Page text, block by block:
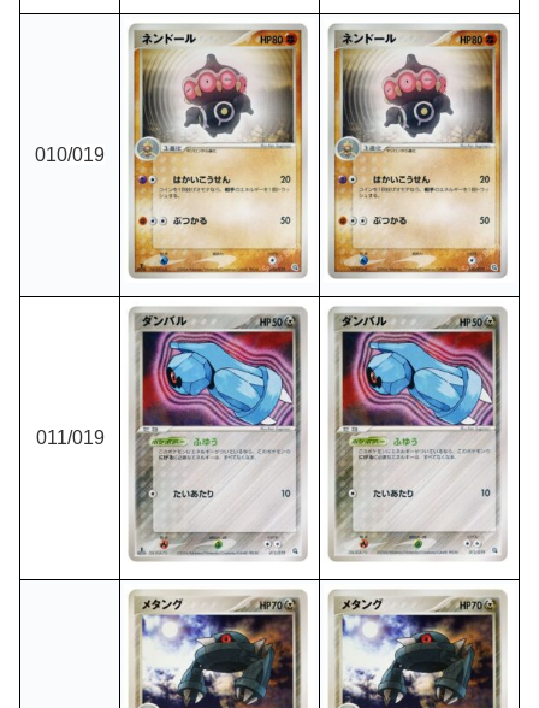
010/019
011/019